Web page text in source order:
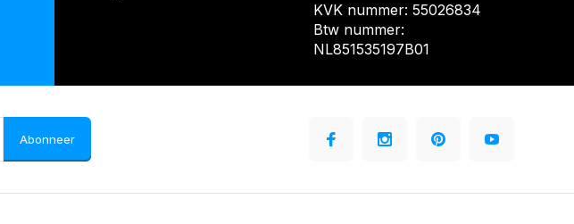
KVK nummer: 55026834
Btw nummer:
NL851535197B01
Abonneer